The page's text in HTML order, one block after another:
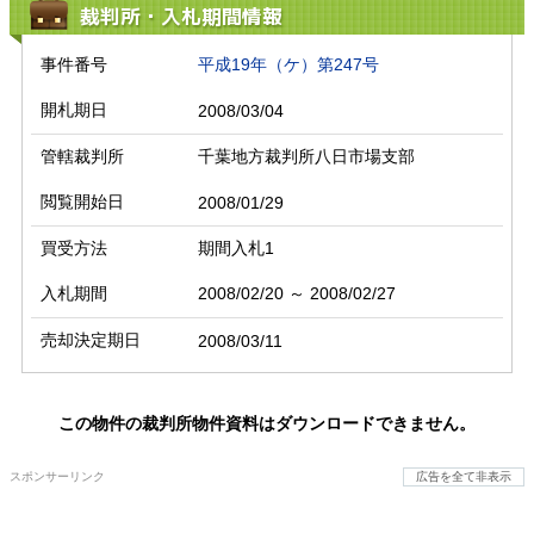
裁判所・入札期間情報
事件番号 平成19年（ケ）第247号
開札期日 2008/03/04
管轄裁判所 千葉地方裁判所八日市場支部
閲覧開始日 2008/01/29
買受方法 期間入札1
入札期間 2008/02/20 ～ 2008/02/27
売却決定期日 2008/03/11
この物件の裁判所物件資料はダウンロードできません。
スポンサーリンク 広告を全て非表示